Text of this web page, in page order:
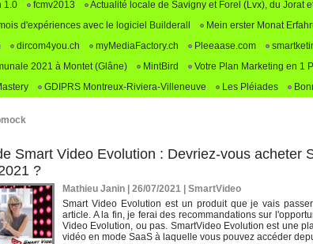
1.0
fcmv2013
Actualité locale de Savigny et Forel (Lvx), du Jorat
d'expériences avec le logiciel Builderall
Mein erster Monat
dircom4you.ch myMediaFactory.ch Pleeaase.com
2021 à Montet (Glâne)
MintBird Votre Plan Marketing en 1
GDIPRS Montreux-Riviera-Villeneuve Les Pléiades
Smart Video Evolution : Devriez-vous acheter
?
Mathieu Janin | 26/07/2021
SmartVideo
Smart Video Evolution est un produit que je vais
article. A la fin, je ferai des recommandations sur
Video Evolution, ou pas. SmartVideo Evolution est une
vidéo en mode SaaS à laquelle vous pouvez accéder